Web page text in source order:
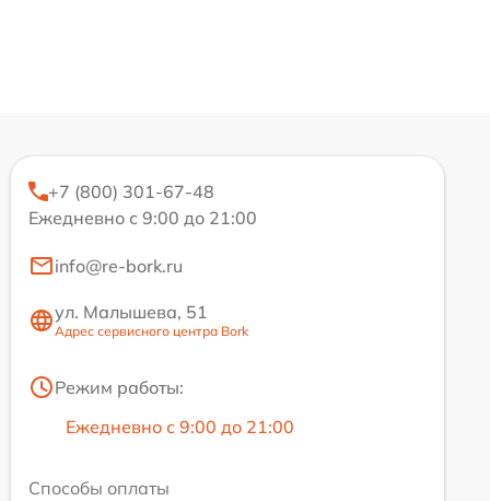
+7 (800) 301-67-48
Ежедневно с 9:00 до 21:00
info@re-bork.ru
ул. Малышева, 51
Адрес сервисного центра Bork
Режим работы:
Ежедневно с 9:00 до 21:00
Способы оплаты